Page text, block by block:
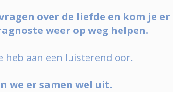
over de liefde en kom je
weer op weg helpen.
heb aan een luisterend oor.
we er samen wel uit.